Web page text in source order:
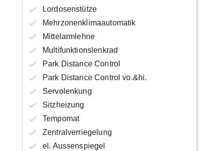
Lordosenstütze
Mehrzonenklimaautomatik
Mittelarmlehne
Multifunktionslenkrad
Park Distance Control
Park Distance Control vo.&hi.
Servolenkung
Sitzheizung
Tempomat
Zentralverriegelung
el. Aussenspiegel